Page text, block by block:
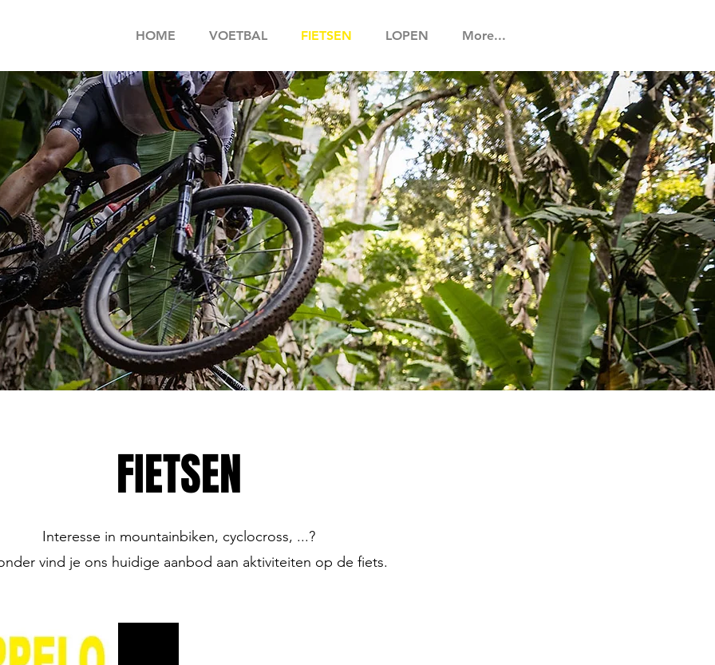
HOME VOETBAL FIETSEN LOPEN More...
FIETSEN
Interesse in mountainbiken, cyclocross, ...?
vind je ons huidige aanbod aan aktiviteiten op de fiets.